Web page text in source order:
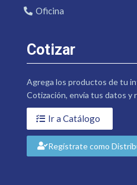
Oficina
Cotizar
Agrega los productos de tu
Cotización, envía tus datos y
Ir a Catálogo
Regístrate como